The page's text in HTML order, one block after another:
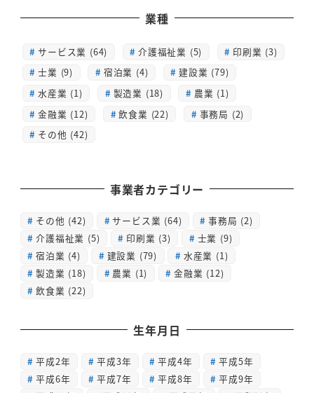
業種
サービス業 (64) 介護福祉業 (5)
印刷業 (3)
士業 (9)
宿泊業 (4)
建設業 (79)
水産業 (1)
製造業 (18)
農業 (1)
金融業 (12)
飲食業 (22)
事務局 (2)
その他 (42)
事業者カテゴリー
その他 (42) サービス業 (64) 事務局 (2)
介護福祉業 (5) 印刷業 (3) 士業 (9)
宿泊業 (4) 建設業 (79) 水産業 (1)
製造業 (18) 農業 (1) 金融業 (12)
飲食業 (22)
生年月日
平成2年 平成3年 平成4年
平成5年
平成6年
平成7年 平成8年
平成9年